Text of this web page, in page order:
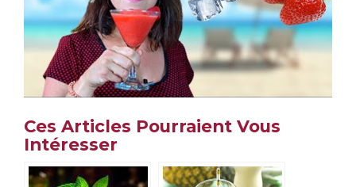
Ces Articles Pourraient Vous
Intéresser